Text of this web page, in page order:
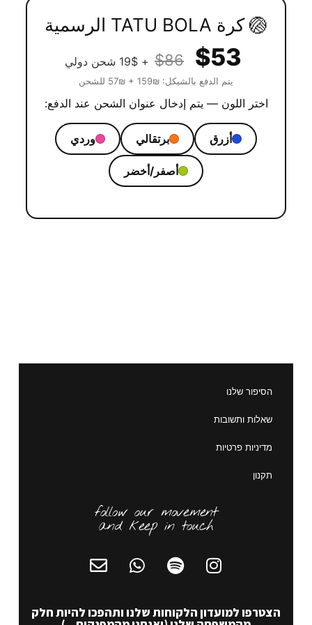
🏐 كرة TATU BOLA الرسمية
$86 $53 + 19$ شحن دولي
يتم الدفع بالشيكل: ₪159 + ₪57 للشحن
اختر اللون — يتم إدخال عنوان الشحن عند الدفع:
أزرق برتقالي وردي
أصفر/أخضر
הסיפור שלנו
שאלות ותשובות
מדיניות פרטיות
תקנון
follow our movement
and keep in touch
הצטרפו למועדון הלקוחות שלנו ותהפכו להיות חלק